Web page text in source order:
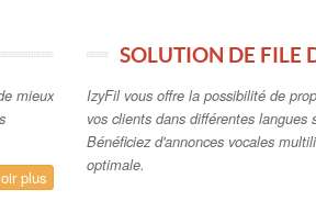
mieux
plus
SOLUTION DE FILE
IzyFil vous offre la possibilité de
vos clients dans différentes langues
Bénéficiez d'annonces vocales
optimale.